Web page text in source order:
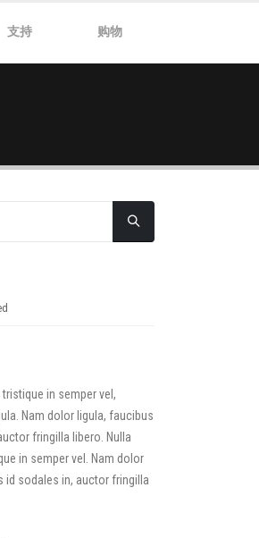
支持 购物
in semper vel,
Nam dolor ligula, faucibus
fringilla libero. Nulla
in semper vel. Nam dolor
id sodales in, auctor fringilla